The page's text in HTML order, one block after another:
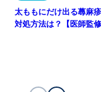
太ももにだけ出る蕁麻
対処方法は？【医師監修